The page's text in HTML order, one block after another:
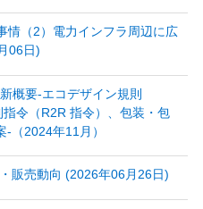
情（2）電力インフラ周辺に広
06日)
概要‐エコデザイン規則
指令（R2R 指令）、包装・包
（2024年11月）
販売動向 (2026年06月26日)